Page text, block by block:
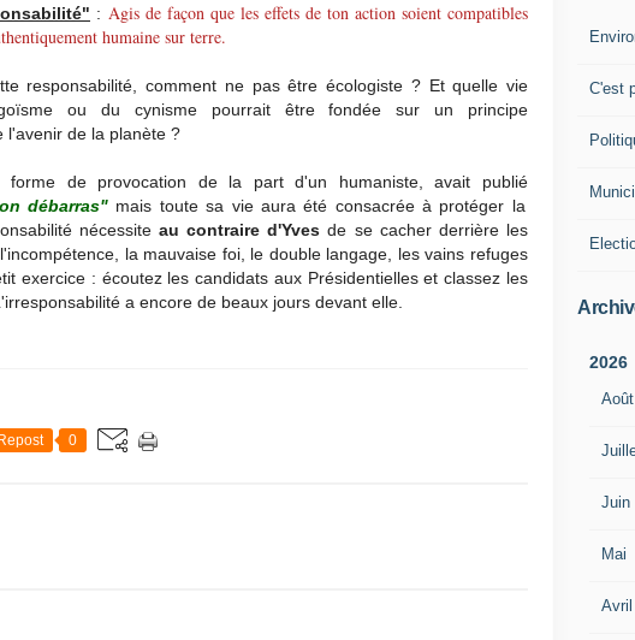
: Agis de façon que les effets de ton action soient compatibles
humaine sur terre.
responsabilité, comment ne pas être écologiste ? Et quelle vie
ou du cynisme pourrait être fondée sur un principe
l'avenir de la planète ?
forme de provocation de la part d'un humaniste, avait publié
débarras" mais toute sa vie aura été consacrée à protéger la
nécessite au contraire d'Yves de se cacher derrière les
la mauvaise foi, le double langage, les vains refuges
exercice : écoutez les candidats aux Présidentielles et classez les
a encore de beaux jours devant elle.
Repost 0
C'est
2026
Août
Juin
Mai
Avril